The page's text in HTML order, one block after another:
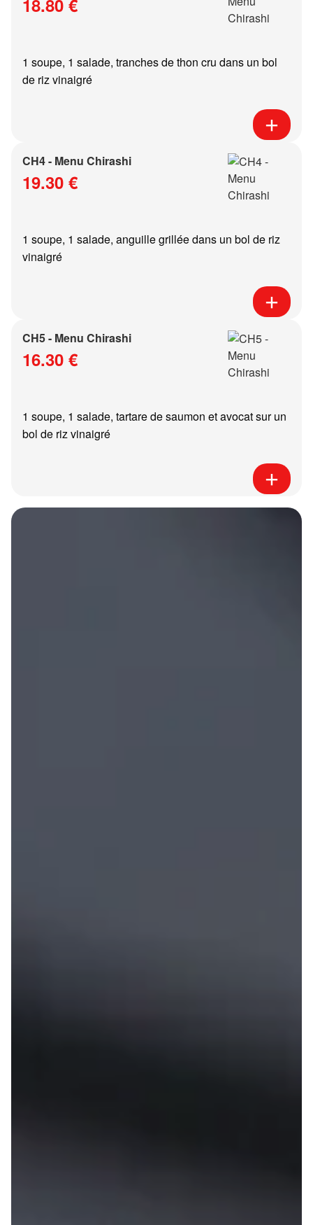
18.80 €
1 soupe, 1 salade, tranches de thon cru dans un bol
de riz vinaigré
CH4 - Menu Chirashi
19.30 €
1 soupe, 1 salade, anguille grillée dans un bol de riz
vinaigré
CH5 - Menu Chirashi
16.30 €
1 soupe, 1 salade, tartare de saumon et avocat sur un
bol de riz vinaigré